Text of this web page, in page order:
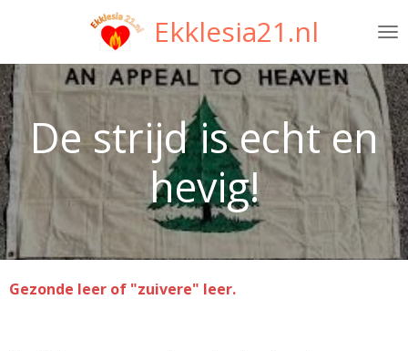
naar
de
hoofdinhoud
Ekklesia21.nl
De strijd is echt en
hevig!
Gezonde leer of "zuivere" leer.